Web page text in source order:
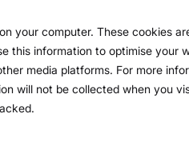
your computer. These cookies
this information to optimise
media platforms. For more
will not be collected when you
Lösung
Struktur
Für
Funktionen
Alles,
Für
und ihre
Bewährt
Über uns